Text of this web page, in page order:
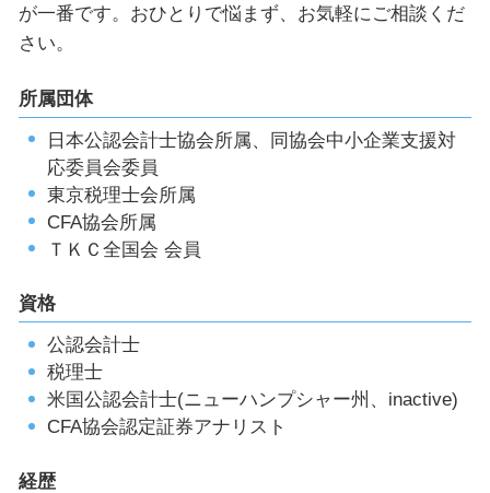
が一番です。おひとりで悩まず、お気軽にご相談くだ
さい。
所属団体
日本公認会計士協会所属、同協会中小企業支援対
応委員会委員
東京税理士会所属
CFA協会所属
ＴＫＣ全国会 会員
資格
公認会計士
税理士
米国公認会計士(ニューハンプシャー州、inactive)
CFA協会認定証券アナリスト
経歴